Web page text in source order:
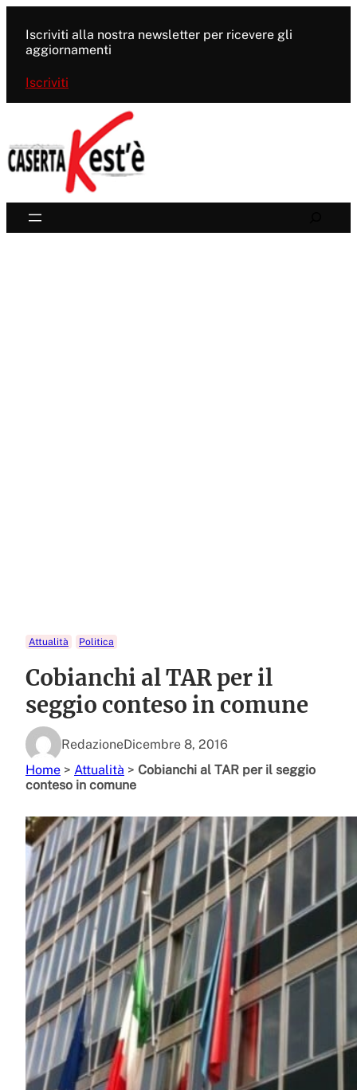
contenuto
Iscriviti alla nostra newsletter per ricevere gli
aggiornamenti
Iscriviti
Attualità Politica
Cobianchi al TAR per il
seggio conteso in comune
RedazioneDicembre 8, 2016
Home > Attualità > Cobianchi al TAR per il seggio
conteso in comune